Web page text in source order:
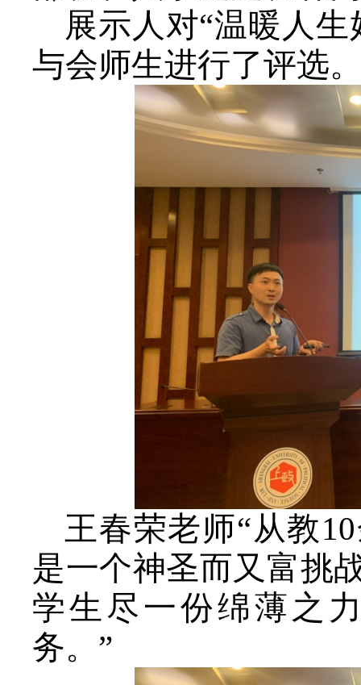
展示人对“温暖人
与会师生进行了评选
王春荣老师“从教10
是一个神圣而又富挑
学生尽一份绵薄之
务。”